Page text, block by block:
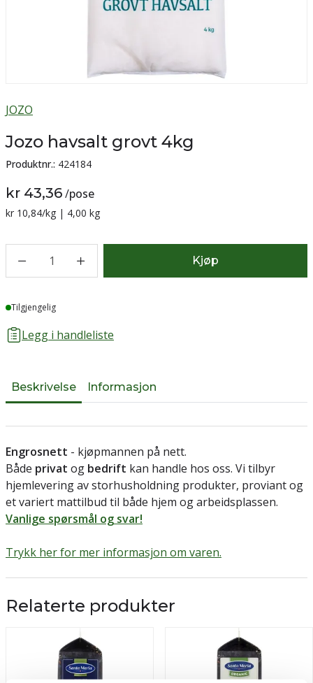
JOZO
Jozo havsalt grovt 4kg
Produktnr.: 424184
kr 43,36/pose
Sammenligning pris:
kr 10,84/kg | 4,00 kg
1 Kjøp
Lager
Tilgjengelig
Legg i handleliste
Beskrivelse Informasjon
Engrosnett - kjøpmannen på nett.
Både privat og bedrift kan handle hos oss. Vi tilbyr
hjemlevering av storhusholdning produkter, proviant og
et variert mattilbud til både hjem og arbeidsplassen.
Vanlige spørsmål og svar!
Trykk her for mer informasjon om varen.
Relaterte produkter